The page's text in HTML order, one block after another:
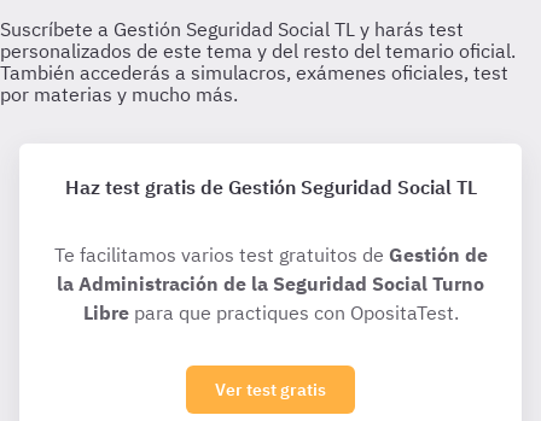
Haz test gratis de Gestión Seguridad Social TL
Te facilitamos varios test gratuitos de Gestión de
la Administración de la Seguridad Social Turno
Librepara que practiques con OpositaTest.
Ver test gratis